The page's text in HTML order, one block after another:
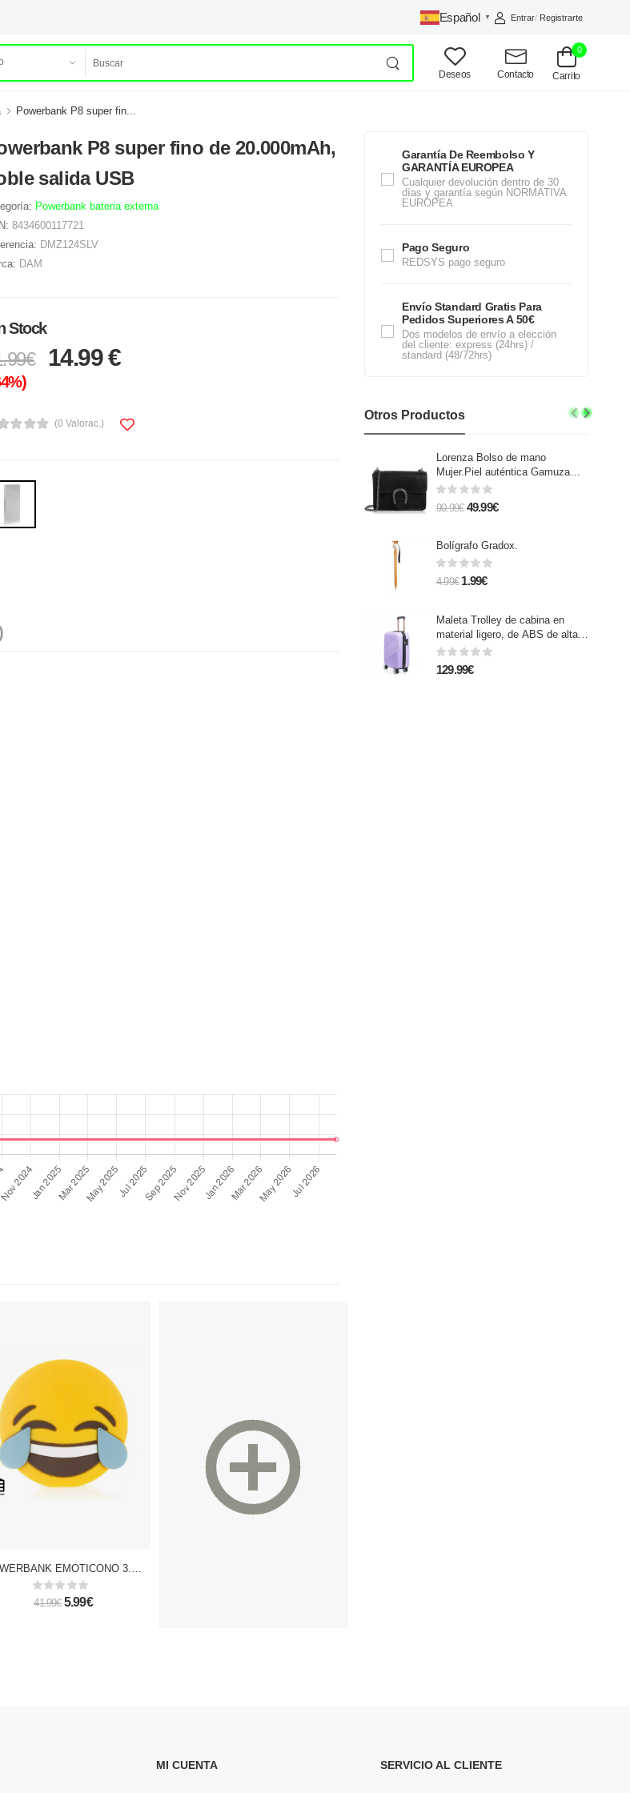
Español ▼ Entrar/ Registrarte
Deseos
Contacto
0
Carrito
Powerbank P8 super fin...
P8 super fino de 20.000mAh,
salida USB
Powerbank bateria externa
8434600117721
DMZ124SLV
DAM
Stock
14.99 €
(0 Valorac.)
POWERBANK EMOTICONO 3.600mAh LAUGH
41.99€ 5.99€
Garantía De Reembolso Y
GARANTÍA EUROPEA
Cualquier devolución dentro de 30
días y garantía según NORMATIVA
EUROPEA
Pago Seguro
REDSYS pago seguro
Envío Standard Gratis Para
Pedidos Superiores A 50€
Dos modelos de envío a elección
del cliente: express (24hrs) /
standard (48/72hrs)
Otros Productos
Lorenza Bolso de mano
Mujer.Piel auténtica Gamuza
Grabado Serpiente
90.99€ 49.99€
Bolígrafo Gradox.
4.99€ 1.99€
Maleta Trolley de cabina en
material ligero, de ABS de alta
resistencia. Cerradura numérica,
4 ruedas dobles giratorias 360°.
129.99€
MI CUENTA SERVICIO AL CLIENTE